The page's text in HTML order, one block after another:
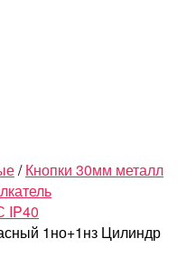
/Кнопки 30мм металл
IP40
1но+1нз Цилиндр